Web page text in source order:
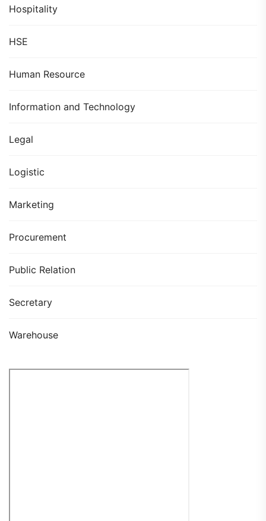
Hospitality
HSE
Human Resource
Information and Technology
Legal
Logistic
Marketing
Procurement
Public Relation
Secretary
Warehouse